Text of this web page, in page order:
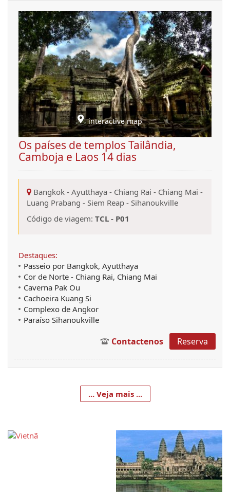
interactive map
Os países de templos Tailândia,
Camboja e Laos 14 dias
Bangkok - Ayutthaya - Chiang Rai - Chiang Mai -
Luang Prabang - Siem Reap - Sihanoukville
Código de viagem: TCL - P01
Destaques:
Passeio por Bangkok, Ayutthaya
Cor de Norte - Chiang Rai, Chiang Mai
Caverna Pak Ou
Cachoeira Kuang Si
Complexo de Angkor
Paraíso Sihanoukville
Contactenos Reserva
... Veja mais ...